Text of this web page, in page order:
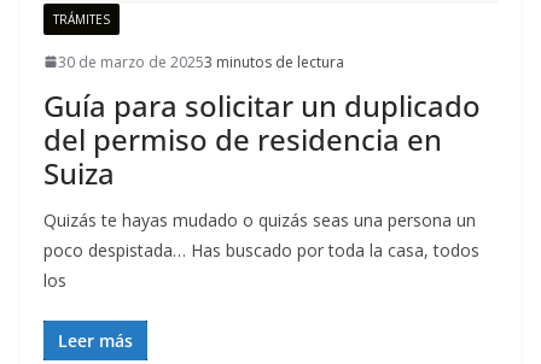
TRÁMITES
30 de marzo de 20253 minutos de lectura
Guía para solicitar un duplicado
del permiso de residencia en
Suiza
Quizás te hayas mudado o quizás seas una persona un
poco despistada… Has buscado por toda la casa, todos
los
Leer más